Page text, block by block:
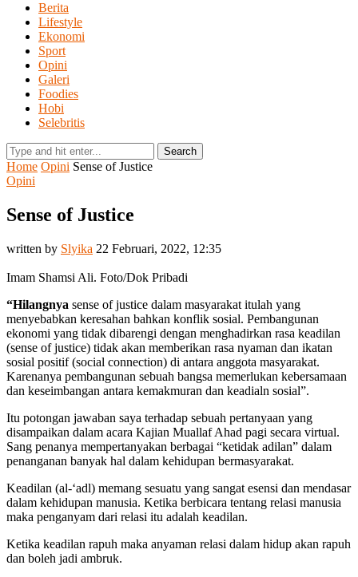
Berita
Lifestyle
Ekonomi
Sport
Opini
Galeri
Foodies
Hobi
Selebritis
Search
Home Opini Sense of Justice
Opini
Sense of Justice
written by Slyika 22 Februari, 2022, 12:35
Imam Shamsi Ali. Foto/Dok Pribadi
“Hilangnya sense of justice dalam masyarakat itulah yang
menyebabkan keresahan bahkan konflik sosial. Pembangunan
ekonomi yang tidak dibarengi dengan menghadirkan rasa keadilan
(sense of justice) tidak akan memberikan rasa nyaman dan ikatan
sosial positif (social connection) di antara anggota masyarakat.
Karenanya pembangunan sebuah bangsa memerlukan kebersamaan
dan keseimbangan antara kemakmuran dan keadialn sosial”.
Itu potongan jawaban saya terhadap sebuah pertanyaan yang
disampaikan dalam acara Kajian Muallaf Ahad pagi secara virtual.
Sang penanya mempertanyakan berbagai “ketidak adilan” dalam
penanganan banyak hal dalam kehidupan bermasyarakat.
Keadilan (al-‘adl) memang sesuatu yang sangat esensi dan mendasar
dalam kehidupan manusia. Ketika berbicara tentang relasi manusia
maka penganyam dari relasi itu adalah keadilan.
Ketika keadilan rapuh maka anyaman relasi dalam hidup akan rapuh
dan boleh jadi ambruk.